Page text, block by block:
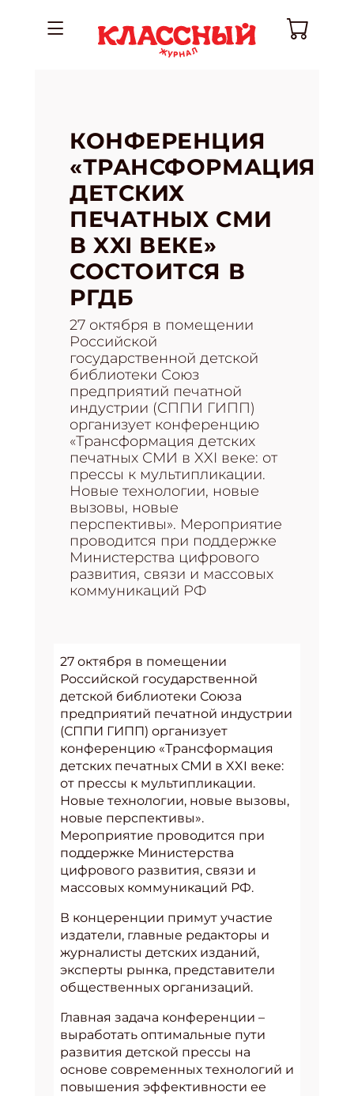
КОНФЕРЕНЦИЯ
«ТРАНСФОРМАЦИЯ
ДЕТСКИХ
ПЕЧАТНЫХ СМИ
В XXI ВЕКЕ»
СОСТОИТСЯ В
РГДБ
27 октября в помещении
Российской
государственной детской
библиотеки Союз
предприятий печатной
индустрии (СППИ ГИПП)
организует конференцию
«Трансформация детских
печатных СМИ в XXI веке: от
прессы к мультипликации.
Новые технологии, новые
вызовы, новые
перспективы». Мероприятие
проводится при поддержке
Министерства цифрового
развития, связи и массовых
коммуникаций РФ
27 октября в помещении
Российской государственной
детской библиотеки Союза
предприятий печатной индустрии
(СППИ ГИПП) организует
конференцию «Трансформация
детских печатных СМИ в XXI веке:
от прессы к мультипликации.
Новые технологии, новые вызовы,
новые перспективы».
Мероприятие проводится при
поддержке Министерства
цифрового развития, связи и
массовых коммуникаций РФ.
В концеренции примут участие
издатели, главные редакторы и
журналисты детских изданий,
эксперты рынка, представители
общественных организаций.
Главная задача конференции –
выработать оптимальные пути
развития детской прессы на
основе современных технологий и
повышения эффективности ее